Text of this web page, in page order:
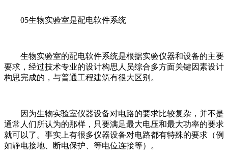
05生物实验室是配电软件系统
生物实验室的配电软件系统是根据实验仪器和设备的主要
要求，经过技术专业的设计构思人员综合多方面关键因素设计
构思完成的，与普通工程建筑有很大区别。
因为生物实验室仪器设备对电路的要求比较复杂，并不是
通常人们所认为的那样，只要满足最大电压和最大功率的要求
就可以了。事实上有很多仪器设备对电路都有特殊的要求（例
如静电接地、断电保护、等电位连接等）。